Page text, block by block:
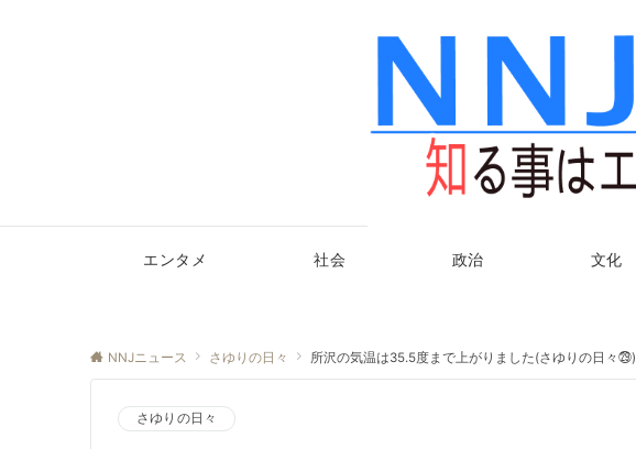
エンタメ 社会 政治 文化
NNJニュース さゆりの日々 所沢の気温は35.5度まで上がりました(さゆりの日々㉙)
さゆりの日々